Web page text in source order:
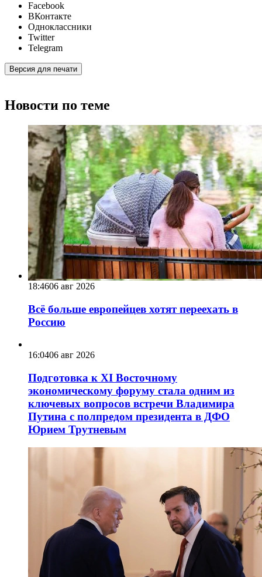
Facebook
ВКонтакте
Одноклассники
Twitter
Telegram
Версия для печати
Новости по теме
18:4606 авг 2026
Всё больше европейцев хотят переехать в
Россию
16:0406 авг 2026
Подготовка к XI Восточному
экономическому форуму стала одним из
ключевых вопросов встречи Владимира
Путина с полпредом президента в ДФО
Юрием Трутневым